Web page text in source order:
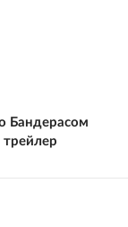
Бандерасом